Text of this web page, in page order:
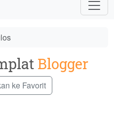
Blogger
ke Favorit